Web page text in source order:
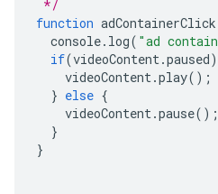
*/
function adContainerClick
console. log( "ad
if(videoContent.paused)
videoContent.play();
} else {
videoContent.pause();
}
}